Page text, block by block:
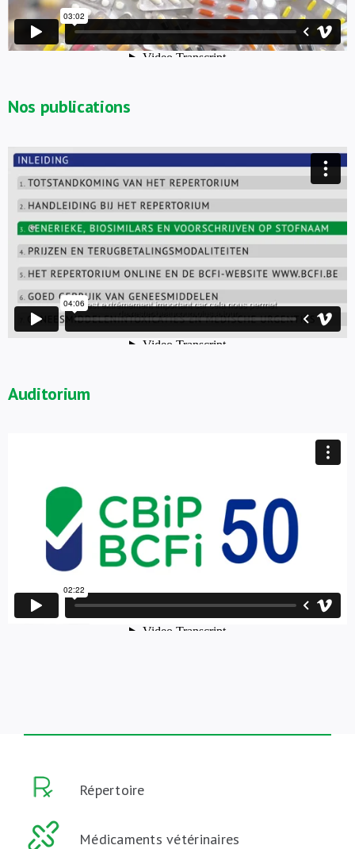
Nos publications
Auditorium
Répertoire
Médicaments vétérinaires